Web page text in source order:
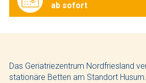
ab sofort
Das Geriatriezentrum Nordfriesland
stationäre Betten am Standort